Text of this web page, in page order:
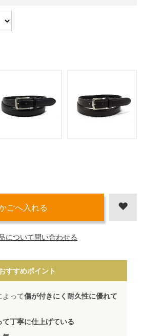
について問い合わせる
すすめポイント
よって傷が付きにく耐久性に優れて
て丁寧に仕上げている